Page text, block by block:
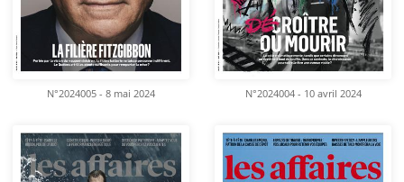
N°2024005 - 8 mai 2024 N°2024004 - 10 avril 2024